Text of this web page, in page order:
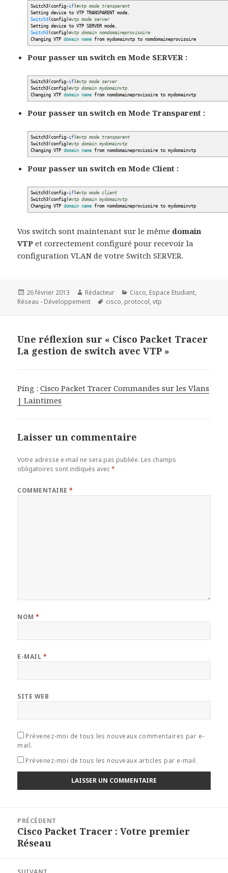
Switch3 (config-if)#vtp mode transparent
Setting device to VTP TRANSPARENT mode.
Switch3 (config)#vtp mode server
Setting device to VTP SERVER mode.
Switch3 (config)#vtp domain nomdomaineprovisoire
Changing VTPdomain name from mydomainvtp to nomdomaineprovisoire
Pour passer un switch enMode SERVER :
Switch3 (config-if)#vtp mode server
Switch3 (config)#vtp domain mydomainvtp
Changing VTPdomain name from nomdomaineprovisoire to mydomainvtp
Pour passer un switch enMode Transparent :
Switch3 (config-if)#vtp mode transparent
Switch3 (config)#vtp domain mydomainvtp
Changing VTPdomain name from nomdomaineprovisoire to mydomainvtp
Pour passer un switch enMode Client :
Switch3 (config-if)#vtp mode client
Switch3 (config)#vtp domain mydomainvtp
Changing VTPdomain name from nomdomaineprovisoire to mydomainvtp
Vos switch sont maintenant sur le même domain
VTP et correctement configuré pour recevoir la
configuration VLAN de votre Switch SERVER.
Publié
le
26 février 2013 Auteur
Rédacteur Catégories
Cisco, Espace Etudiant,
Réseau - Développement
Mots-
cisco, protocol,vtp
Une réflexion sur « Cisco Packet Tracer
La gestion de switch avec VTP »
Ping :Cisco Packet Tracer Commandes sur les Vlans
| Laintimes
Laisser un commentaire
Votre adresse e-mail ne sera pas publiée. Les champs
obligatoires sont indiqués avec*
COMMENTAIRE*
NOM*
E-MAIL *
SITE WEB
Prévenez-moi de tous les nouveaux commentaires par e-
mail.
Prévenez-moi de tous les nouveaux articles par e-mail.
l’article
PRÉCÉDENT
Article
précédent :
Cisco Packet Tracer : Votre premier
Réseau